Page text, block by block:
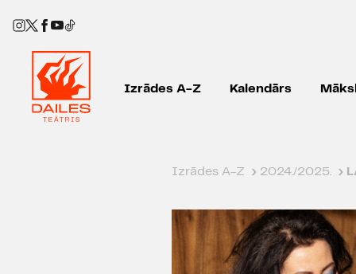
Izrādes A-Z Kalendārs
Izrādes A-Z › 2024./2025. ›